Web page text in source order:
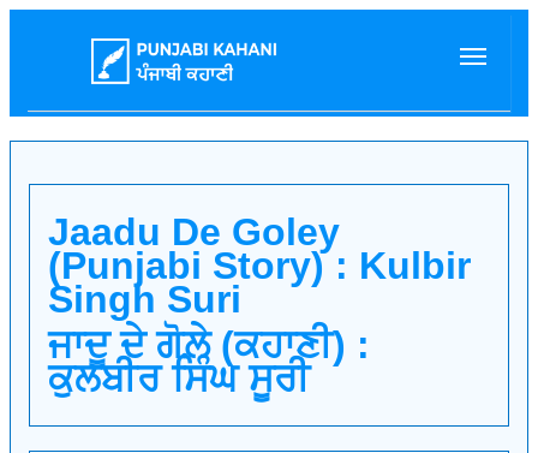
Jaadu De Goley
(Punjabi Story) : Kulbir
Singh Suri
ਜਾਦੂ ਦੇ ਗੋਲ਼ੇ (ਕਹਾਣੀ) :
ਕੁਲਬੀਰ ਸਿੰਘ ਸੂਰੀ